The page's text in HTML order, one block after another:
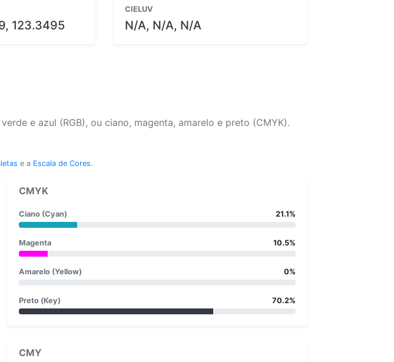
123.3495
CIELUV
N/A, N/A, N/A
e azul (RGB), ou ciano, magenta, amarelo e preto (CMYK).
e a Escala de Cores.
CMYK
Ciano (Cyan) 21.1%
Magenta 10.5%
Amarelo (Yellow) 0%
Preto (Key) 70.2%
CMY